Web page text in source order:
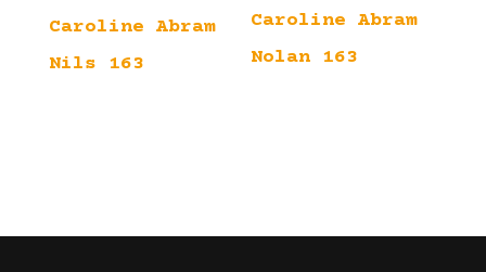
Caroline Abram
Nils 163
Caroline Abram
Nolan 163